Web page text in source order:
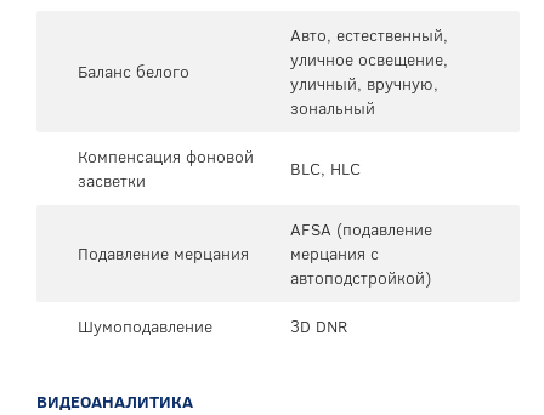
Баланс белого
Авто, естественный,
уличное освещение,
уличный, вручную,
зональный
Компенсация фоновой
засветки
BLC, HLC
Подавление мерцания
AFSA (подавление
мерцания с
автоподстройкой)
Шумоподавление
3D DNR
ВИДЕОАНАЛИТИКА